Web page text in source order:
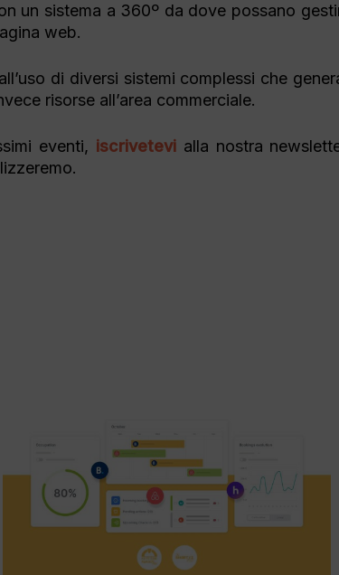
un sistema a 360º da dove possano
web.
di diversi sistemi complessi che
risorse all’area commerciale.
eventi, iscrivetevialla nostra
come
Miglior
Property